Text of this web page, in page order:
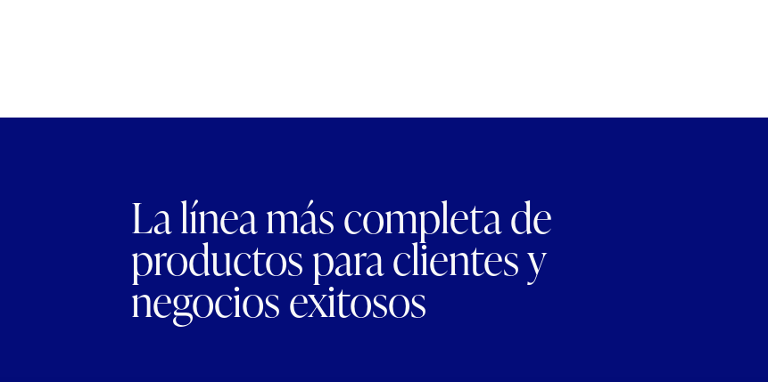
La línea más completa de
productos para clientes y
negocios exitosos